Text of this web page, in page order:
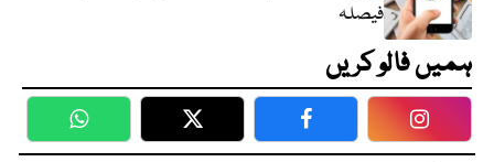
فیصلہ
ہمیں فالو کریں
WhatsApp Twitter Facebook